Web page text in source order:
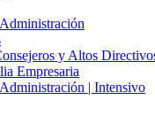
y Altos
Empresaria
| Intensivo